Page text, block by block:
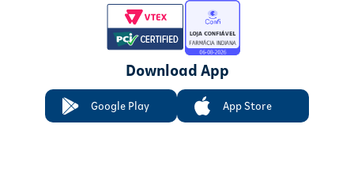
Download App
Google Play App Store